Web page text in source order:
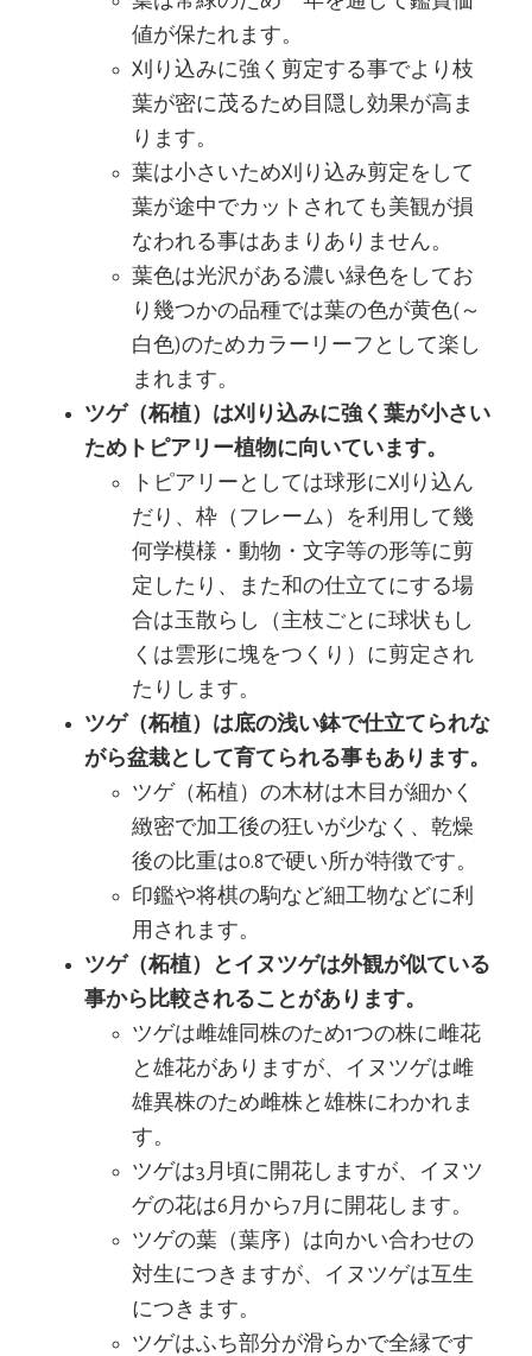
値が保たれます。
刈り込みに強く剪定する事でより枝
葉が密に茂るため目隠し効果が高ま
ります。
葉は小さいため刈り込み剪定をして
葉が途中でカットされても美観が損
なわれる事はあまりありません。
葉色は光沢がある濃い緑色をしてお
り幾つかの品種では葉の色が黄色(～
白色)のためカラーリーフとして楽し
まれます。
ツゲ（柘植）は刈り込みに強く葉が小さい
ためトピアリー植物に向いています。
トピアリーとしては球形に刈り込ん
だり、枠（フレーム）を利用して幾
何学模様・動物・文字等の形等に剪
定したり、また和の仕立てにする場
合は玉散らし（主枝ごとに球状もし
くは雲形に塊をつくり）に剪定され
たりします。
ツゲ（柘植）は底の浅い鉢で仕立てられな
がら盆栽として育てられる事もあります。
ツゲ（柘植）の木材は木目が細かく
緻密で加工後の狂いが少なく、乾燥
後の比重は0.8で硬い所が特徴です。
印鑑や将棋の駒など細工物などに利
用されます。
ツゲ（柘植）とイヌツゲは外観が似ている
事から比較されることがあります。
ツゲは雌雄同株のため1つの株に雌花
と雄花がありますが、イヌツゲは雌
雄異株のため雌株と雄株にわかれま
す。
ツゲは3月頃に開花しますが、イヌツ
ゲの花は6月から7月に開花します。
ツゲの葉（葉序）は向かい合わせの
対生につきますが、イヌツゲは互生
につきます。
ツゲはふち部分が滑らかで全縁です